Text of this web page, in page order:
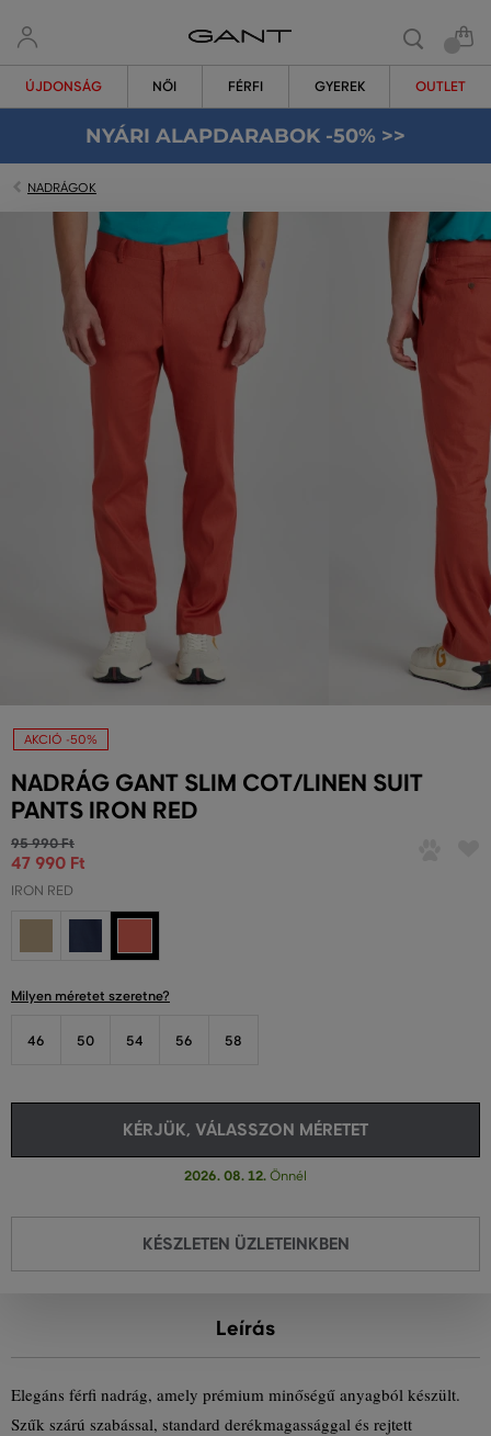
ÚJDONSÁG NŐI FÉRFI GYEREK OUTLET
NYÁRI ALAPDARABOK -50% >>
NADRÁGOK
AKCIÓ -50%
NADRÁG GANT SLIM COT/LINEN SUIT
PANTS IRON RED
95 990 Ft
47 990 Ft
IRON RED
Milyen méretet szeretne?
46 50 54 56 58
KÉRJÜK, VÁLASSZON MÉRETET
2026. 08. 12. Önnél
KÉSZLETEN ÜZLETEINKBEN
Leírás
Elegáns férfi nadrág, amely prémium minőségű anyagból készült.
Szűk szárú szabással, standard derékmagassággal és rejtett